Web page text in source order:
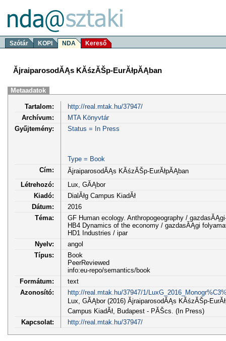
Szótár KOPI NDA Kereső
ĂjraiparosodĂĄs KĂśzĂŠp-EurĂłpĂĄban
Metaadatok
Tartalom:
http://real.mtak.hu/37947/
Archívum:
MTA Könyvtár
Gyűjtemény:
Status = In Press
Type = Book
Cím:
ĂjraiparosodĂĄs KĂśzĂŠp-EurĂłpĂĄban
Létrehozó:
Lux, GĂĄbor
Kiadó:
DialĂłg Campus KiadĂł
Dátum:
2016
Téma:
GF Human ecology. Anthropogeography /
HB4 Dynamics of the economy / gazdasĂĄgi
HD1 Industries / ipar
Nyelv:
angol
Típus:
Book
PeerReviewed
info:eu-repo/semantics/book
Formátum:
text
Azonosító:
http://real.mtak.hu/37947/1/
Lux, GĂĄbor (2016) ĂjraiparosodĂĄs KĂśzĂŠp-
Campus KiadĂł, Budapest - PĂŠcs. (In Press)
Kapcsolat:
http://real.mtak.hu/37947/